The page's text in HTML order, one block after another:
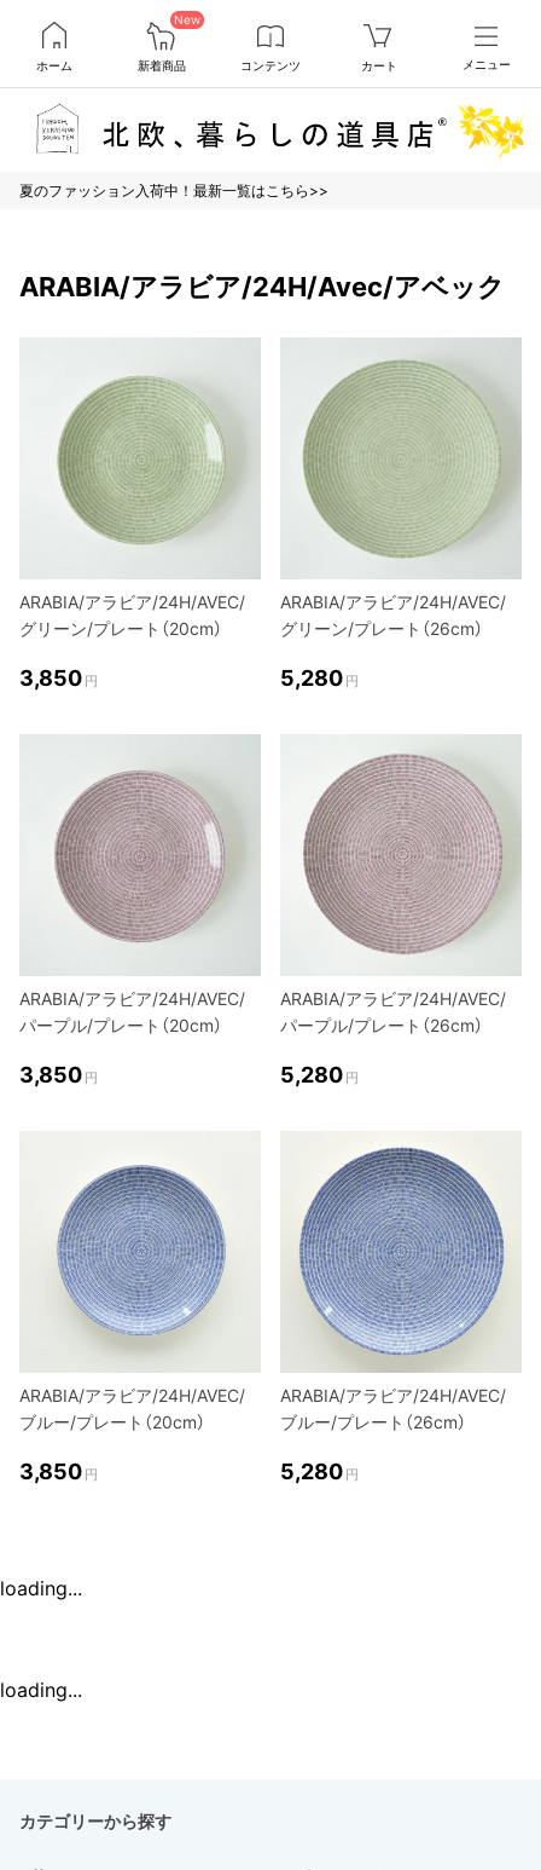
ホーム
New
新着商品 コンテンツ カート メニュー
夏のファッション入荷中！最新一覧はこちら>>
ARABIA/アラビア/24H/Avec/アベック
ARABIA/アラビア/24H/AVEC/
グリーン/プレート（20cm）
3,850 円
ARABIA/アラビア/24H/AVEC/
グリーン/プレート（26cm）
5,280 円
ARABIA/アラビア/24H/AVEC/
パープル/プレート（20cm）
3,850 円
ARABIA/アラビア/24H/AVEC/
パープル/プレート（26cm）
5,280 円
ARABIA/アラビア/24H/AVEC/
ブルー/プレート（20cm）
3,850 円
ARABIA/アラビア/24H/AVEC/
ブルー/プレート（26cm）
5,280 円
loading...
loading...
カテゴリーから探す